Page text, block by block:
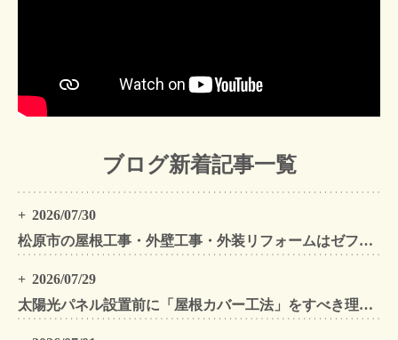
ブログ新着記事一覧
2026/07/30
松原市の屋根工事・外壁工事・外装リフォームはゼファン！松原市内の工事事例もご紹介
2026/07/29
太陽光パネル設置前に「屋根カバー工法」をすべき理由！葺き替えとの違いや費用・雨漏り対策をプロが解説